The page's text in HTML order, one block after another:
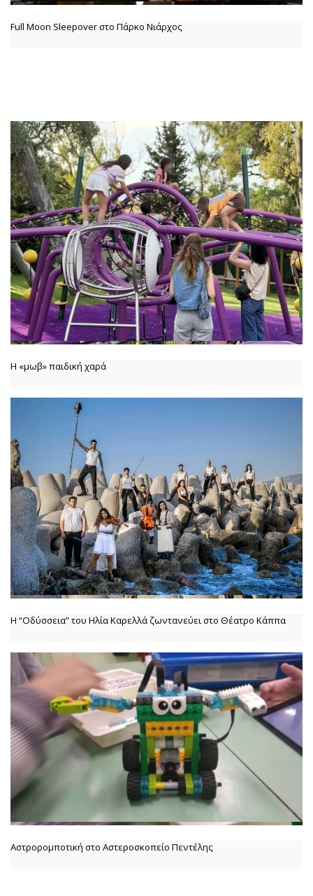
Full Moon Sleepover στο Πάρκο Νιάρχος
Η «μωβ» παιδική χαρά
Η “Οδύσσεια” του Ηλία Καρελλά ζωντανεύει στο Θέατρο Κάππα
Αστρορομποτική στο Αστεροσκοπείο Πεντέλης